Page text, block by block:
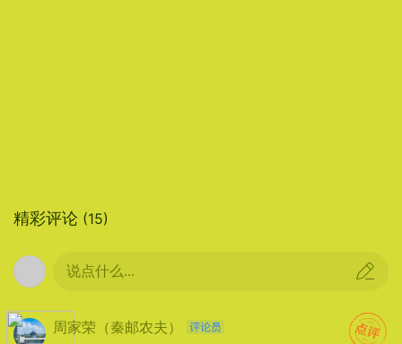
精彩评论 (15)
说点什么...
周家荣（秦邮农夫）